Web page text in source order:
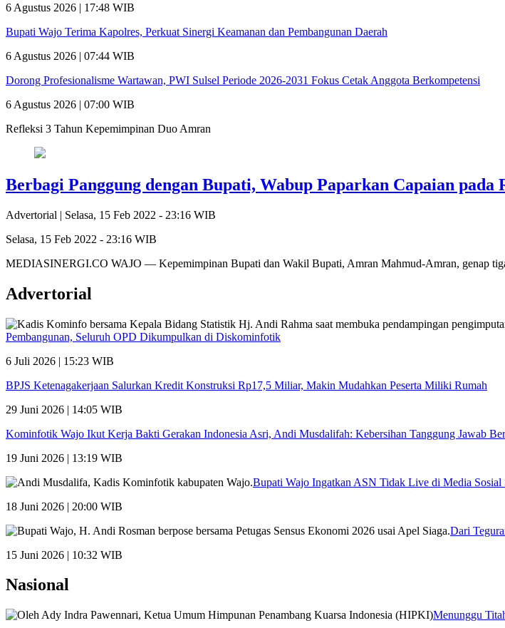
6 Agustus 2026 | 17:48 WIB
Bupati Wajo Terima Kapolres, Perkuat Sinergi Keamanan dan Pembangunan Daerah
6 Agustus 2026 | 07:44 WIB
Dorong Profesionalisme Wartawan, PWI Sulsel Periode 2026-2031 Fokus Cetak Anggota Berkompetensi
6 Agustus 2026 | 07:00 WIB
Refleksi 3 Tahun Kepemimpinan Duo Amran
Berbagi Panggung dengan Bupati, Wabup Paparkan Capaian
Advertorial | Selasa, 15 Feb 2022 - 23:16 WIB
Selasa, 15 Feb 2022 - 23:16 WIB
MEDIASINERGI.CO WAJO — Kepemimpinan Bupati dan Wakil Bupati, Amran Mahmud-Amran, genap
Advertorial
Pembangunan, Seluruh OPD Dikumpulkan di Diskominfotik
6 Juli 2026 | 15:23 WIB
BPJS Ketenagakerjaan Salurkan Kredit Konstruksi Rp17,5 Miliar, Makin Mudahkan Peserta Miliki Rumah
29 Juni 2026 | 14:05 WIB
Kominfotik Wajo Ikut Kerja Bakti Gerakan Indonesia Asri, Andi Musdalifah: Kebersihan Tanggung Jawab
19 Juni 2026 | 13:19 WIB
Bupati Wajo Ingatkan ASN Tidak Live di Media Sosial
18 Juni 2026 | 20:00 WIB
Dari
15 Juni 2026 | 10:32 WIB
Nasional
Menunggu